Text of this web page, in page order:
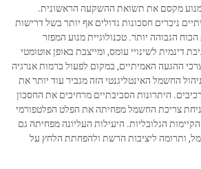
מקסם את תשואת ההשקעה הראשונית.
ניכרים חסכונות גדולים אף יותר בשל דרישות
הגבוהה יותר. טכנולוגיית מנוע המפזר
דינמית לשינויי עומס, ומייצבת באופן אוטומטי
ההגעה האמיתיים, במקום לפעול ברמות אנרגיה
החשמל האינטליגנטי הזה מגביר עוד יותר את
היתרונות הסביבתיים מרחיבים את החסכון
צריכת החשמל מפחיתה את הפלט הפלטפורמי
הגלובליות. היעילות העליונה מפחיתה גם
ותרומה ליציבות הרשת ולהפחתת הלחץ על